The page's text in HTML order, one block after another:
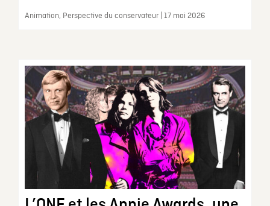
Animation, Perspective du conservateur | 17 mai 2026